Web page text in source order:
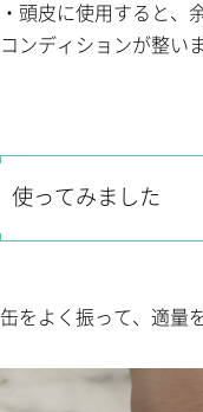
・頭皮に使用すると、
コンディションが整い
使ってみました
缶をよく振って、適量